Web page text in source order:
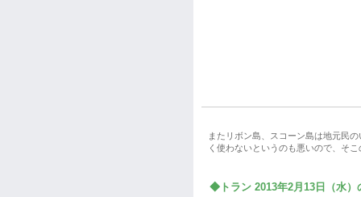
またリボン島、スコーン島は地元民
く使わないというのも悪いので、そ
◆トラン 2013年2月13日（